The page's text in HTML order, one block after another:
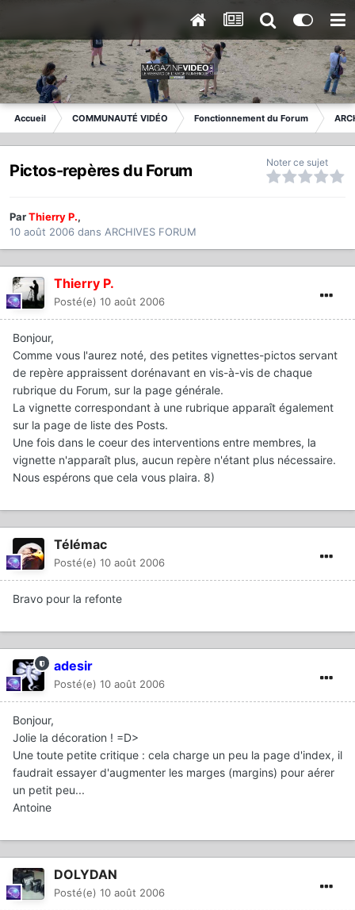
Accueil COMMUNAUTÉ VIDÉO Fonctionnement du Forum
Pictos-repères du Forum Noter ce sujet
ParThierry P.,
10 août 2006 dans ARCHIVES FORUM
Thierry P.
Posté(e) 10 août 2006
Bonjour,
Comme vous l'aurez noté, des petites vignettes-pictos servant
de repère appraissent dorénavant en vis-à-vis de chaque
rubrique du Forum, sur la page générale.
La vignette correspondant à une rubrique apparaît également
sur la page de liste des Posts.
Une fois dans le coeur des interventions entre membres, la
vignette n'apparaît plus, aucun repère n'étant plus nécessaire.
Nous espérons que cela vous plaira. 8)
Télémac
Posté(e) 10 août 2006
Bravo pour la refonte
adesir
Posté(e) 10 août 2006
Bonjour,
Jolie la décoration ! =D>
Une toute petite critique : cela charge un peu la page d'index, il
faudrait essayer d'augmenter les marges (margins) pour aérer
un petit peu...
Antoine
DOLYDAN
Posté(e) 10 août 2006